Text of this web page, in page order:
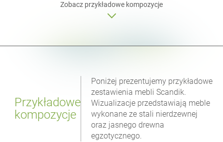
Zobacz przykładowe kompozycje
Przykładowe
kompozycje
Poniżej prezentujemy przykładowe
zestawienia mebli Scandik.
Wizualizacje przedstawiają meble
wykonane ze stali nierdzewnej
oraz jasnego drewna
egzotycznego.